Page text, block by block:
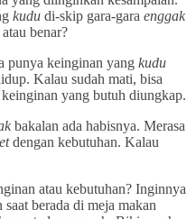
kudu di-skip gara-gara enggak
benar?
punya keinginan yang kudu
Kalau sudah mati, bisa
yang butuh diungkap.
bakalan ada habisnya. Merasa
dengan kebutuhan. Kalau
atau kebutuhan? Inginnya
berada di meja makan